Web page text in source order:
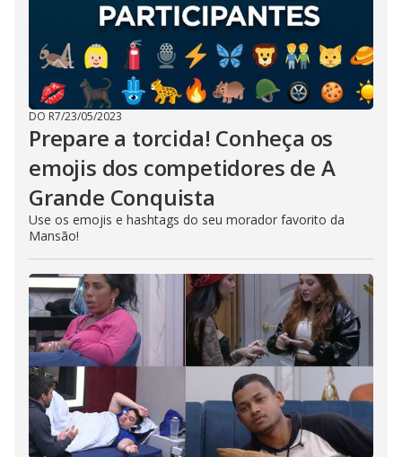
DO R7/23/05/2023
Prepare a torcida! Conheça os
emojis dos competidores de A
Grande Conquista
Use os emojis e hashtags do seu morador favorito da
Mansão!